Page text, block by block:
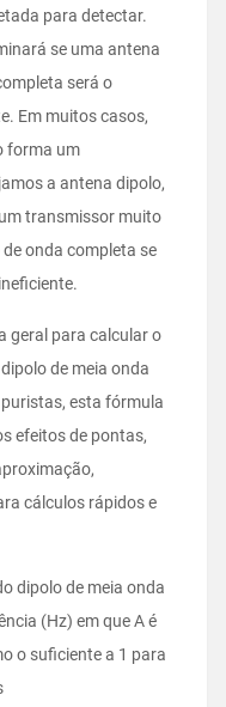
para detectar.
se uma antena
será o
Em muitos casos,
forma um
a antena dipolo,
transmissor muito
onda completa se
geral para calcular o
de meia onda
esta fórmula
efeitos de pontas,
cálculos rápidos e
dipolo de meia onda
(Hz) em que A é
o suficiente a 1 para